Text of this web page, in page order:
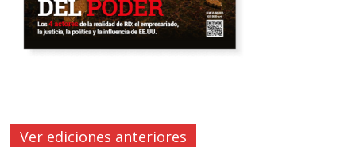
Ver ediciones anteriores